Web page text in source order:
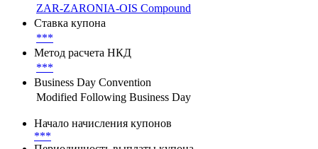
ZAR-ZARONIA-OIS Compound
Ставка купона
***
Метод расчета НКД
***
Business Day Convention
Modified Following Business Day
Начало начисления купонов
***